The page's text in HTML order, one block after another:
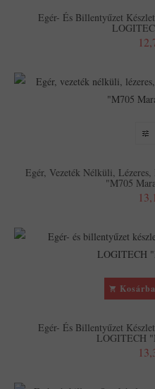
Egér- És Billentyűzet
Egér, Vezeték Nélküli,
"M705
Kosárba
Egér- És Billentyűzet
LOGITECH